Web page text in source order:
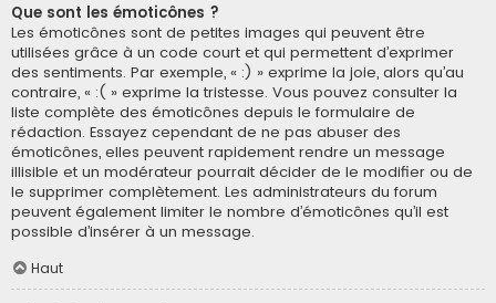
Que sont les émoticônes ?
Les émoticônes sont de petites images qui peuvent être
utilisées grâce à un code court et qui permettent d’exprimer
des sentiments. Par exemple, « :) » exprime la joie, alors qu’au
contraire, « :( » exprime la tristesse. Vous pouvez consulter la
liste complète des émoticônes depuis le formulaire de
rédaction. Essayez cependant de ne pas abuser des
émoticônes, elles peuvent rapidement rendre un message
illisible et un modérateur pourrait décider de le modifier ou de
le supprimer complètement. Les administrateurs du forum
peuvent également limiter le nombre d’émoticônes qu’il est
possible d’insérer à un message.
Haut